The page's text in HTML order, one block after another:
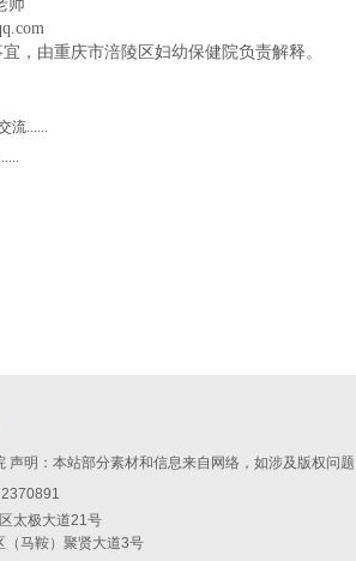
师
宜，由重庆市涪陵区妇幼保健院负责解释。
流......
声明：本站部分素材和信息来自网络，如涉及版权问
太极大道21号
（马鞍）聚贤大道3号